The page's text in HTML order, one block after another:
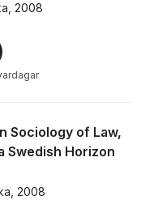
2008
Sociology of Law,
Swedish Horizon
2008